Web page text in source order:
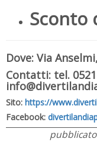
Sconto
Dove: Via
Contatti: tel.
Sito: https://
Facebook: